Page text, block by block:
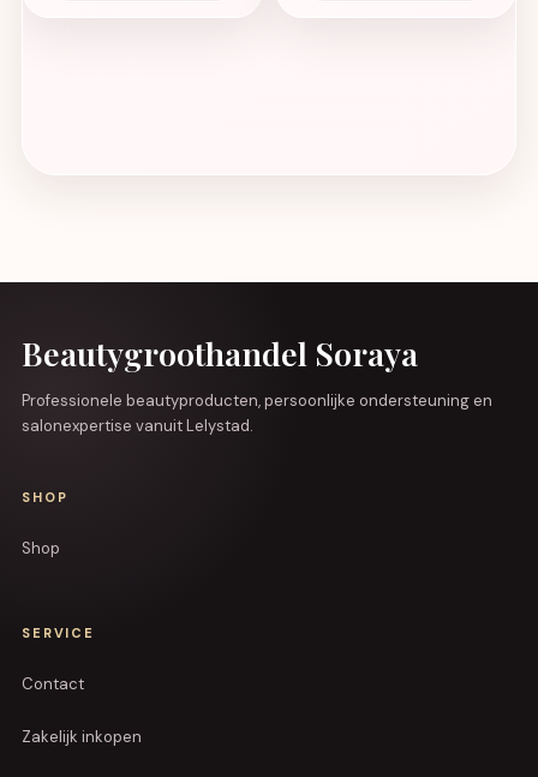
Beautygroothandel Soraya
Professionele beautyproducten, persoonlijke ondersteuning en
salonexpertise vanuit Lelystad.
SHOP
Shop
SERVICE
Contact
Zakelijk inkopen